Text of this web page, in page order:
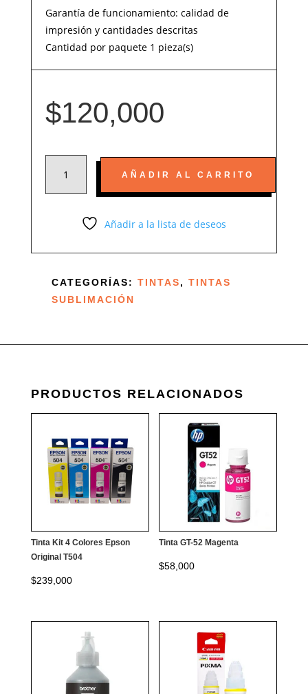
Garantía de funcionamiento: calidad de
impresión y cantidades descritas
Cantidad por paquete 1 pieza(s)
$120,000
TINTAS
SUBLIMACIÓN
AÑADIR AL CARRITO
Añadir a la lista de deseos
CATEGORÍAS: TINTAS, TINTAS
SUBLIMACIÓN
PRODUCTOS RELACIONADOS
Tinta Kit 4 Colores Epson
Original T504
$239,000
Tinta GT-52 Magenta
$58,000